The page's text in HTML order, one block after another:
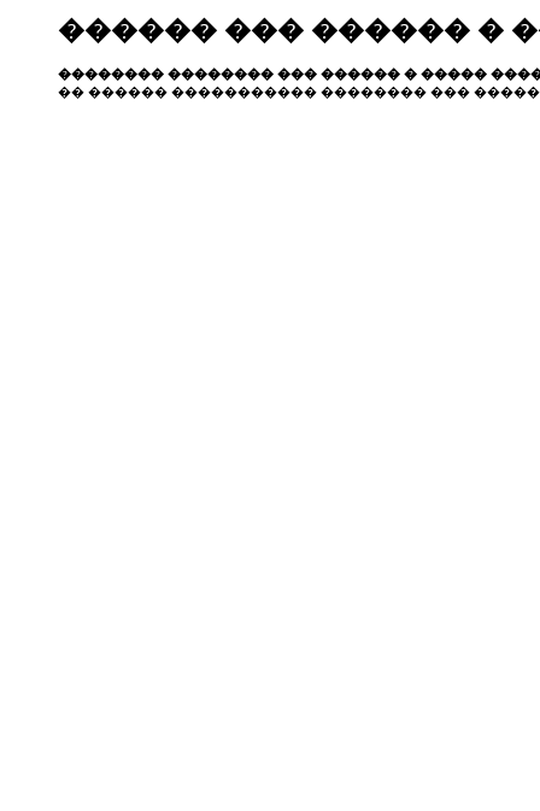
������ ��� ������ �
�������� �������� ��� ������ � �����
�� ������ ����������� �������� ���